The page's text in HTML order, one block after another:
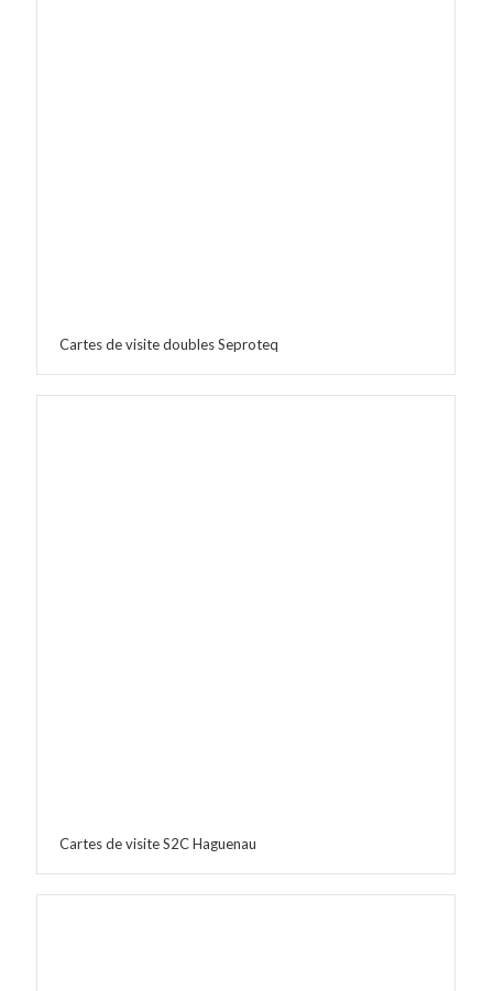
Cartes de visite doubles Seproteq
Cartes de visite S2C Haguenau